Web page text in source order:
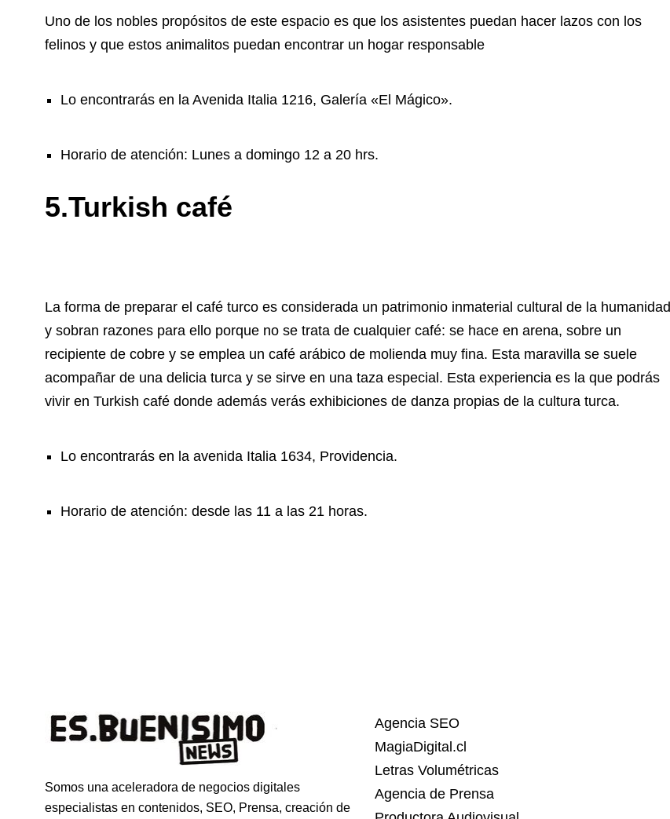
Uno de los nobles propósitos de este espacio es que los asistentes puedan hacer lazos con los
felinos y que estos animalitos puedan encontrar un hogar responsable
Lo encontrarás en la Avenida Italia 1216, Galería «El Mágico».
Horario de atención: Lunes a domingo 12 a 20 hrs.
5.Turkish café
La forma de preparar el café turco es considerada un patrimonio inmaterial cultural de la humanidad
y sobran razones para ello porque no se trata de cualquier café: se hace en arena, sobre un
recipiente de cobre y se emplea un café arábico de molienda muy fina. Esta maravilla se suele
acompañar de una delicia turca y se sirve en una taza especial. Esta experiencia es la que podrás
vivir en Turkish café donde además verás exhibiciones de danza propias de la cultura turca.
Lo encontrarás en la avenida Italia 1634, Providencia.
Horario de atención: desde las 11 a las 21 horas.
Somos una aceleradora de negocios digitales
especialistas en contenidos, SEO, Prensa, creación de
Agencia SEO
MagiaDigital.cl
Letras Volumétricas
Agencia de Prensa